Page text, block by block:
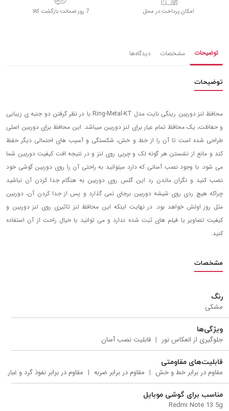
امکان پرداخت در محل 7 روز ضمانت بازگشت کالا
توضیحات مشخصات دیدگاه‌ها
توضیحات
محافظ لنز دوربین رینگی نایت مدل Ring-Metal-KT با در نظر گرفتن دو جنبه ی زیبایی
و حفاظت، یک محافظ تمام عیار برای لنز دوربین میباشد. این محافظ برای دوربین اصلی
طراحی شده است تا آن را از خط و خش، شکستگی و آسیب های احتمالی دیگر حفظ
کند و مانع از نشستن هر گونه لک و چربی روی لنز و در نتیجه افت کیفیت دوربین شما
می شود. با وجود نصب آسانی که دارد میتوانید به راحتی آن را روی دوربین گوشی خود
نصب کنید و نگران ماندن رد این گلس روی دوربین به هنگام جدا کردن آن نباشید
چراکه هیچ ردی روی شیشه دوربین برجای نمی گذارد و پس از جدا کردن آن، دوربین
مثل روز اولش خواهد بود. در نهایت اینکه این محافظ لنز تاثیری روی لنز دوربین و
کیفیت تصاویر یا فیلم های ثبت شده ندارد و می توانید با خیال راحت از آن استفاده
کنید.
مشخصات
رنگ
مشکی
ویژگی‌ها
جلوگیری از انعکاس نور قابلیت نصب آسان
قابلیت‌های مقاومتی
مقاوم در برابر خط و خش مقاوم در برابر ضربه مقاوم در برابر نفوذ گرد و غبار
مناسب برای گوشی موبایل
Redmi Note 13 5g